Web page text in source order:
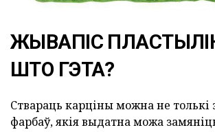
ЖЫВАПІС
ШТО ГЭТА?
Ствараць карціны можна не толькі
фарбаў, якія выдатна можа